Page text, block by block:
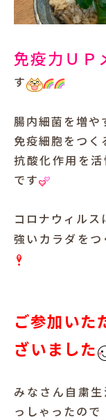
免疫力Ｕ
す
腸内細菌を増
免疫細胞をつ
抗酸化作用を
です
コロナウィルス
強いカラダを
ご参加い
ざいました
みなさん自粛
っしゃったので